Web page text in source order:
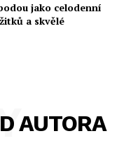
jako celodenní
a skvělé
AUTORA